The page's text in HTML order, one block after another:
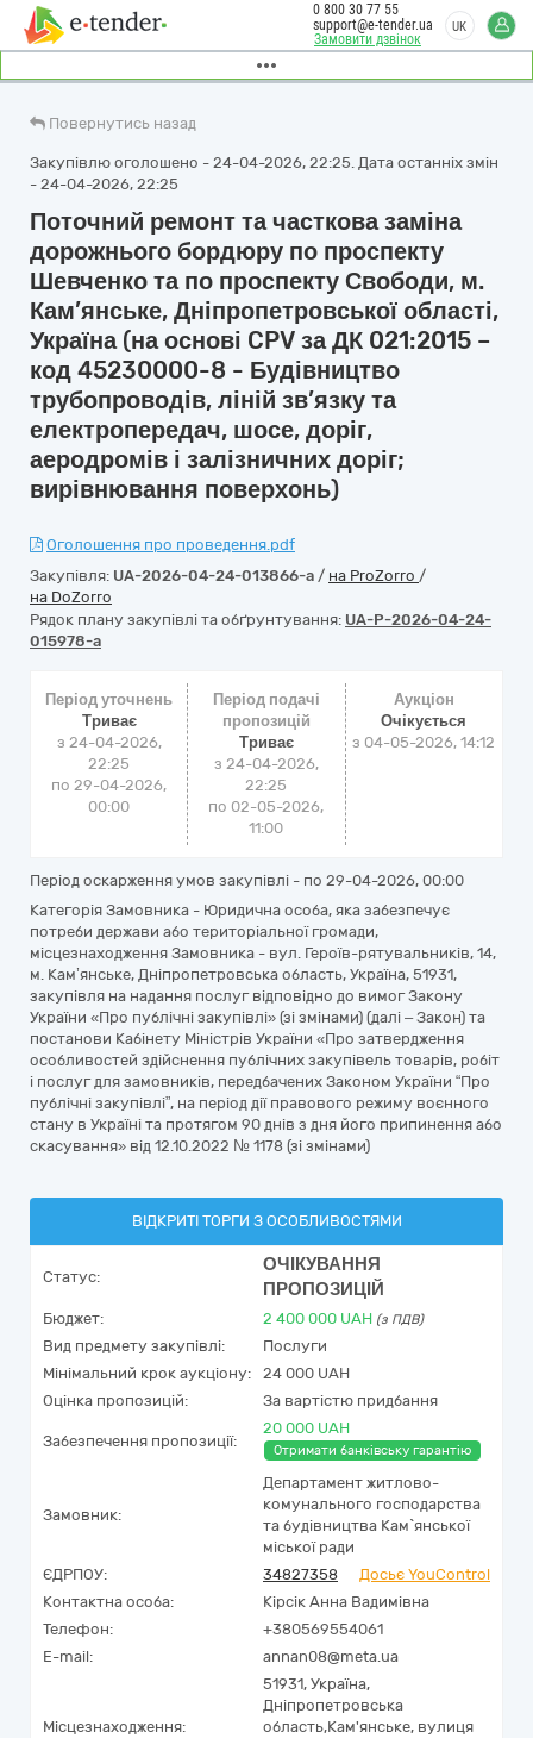
Замовити дзвінок
0 800 30 77 55
support@e-tender.ua
UK
Повернутись назад
Закупівлю оголошено - 24-04-2026, 22:25. Дата останніх змін
- 24-04-2026, 22:25
Поточний ремонт та часткова заміна
дорожнього бордюру по проспекту
Шевченко та по проспекту Свободи, м.
Кам’янське, Дніпропетровської області,
Україна (на основі CPV за ДК 021:2015 –
код 45230000-8 - Будівництво
трубопроводів, ліній зв’язку та
електропередач, шосе, доріг,
аеродромів і залізничних доріг;
вирівнювання поверхонь)
Оголошення про проведення.pdf
Закупівля: UA-2026-04-24-013866-a / на ProZorro /
на DoZorro
Рядок плану закупівлі та обґрунтування: UA-P-2026-04-24-
015978-a
Період уточнень
Триває
з 24-04-2026,
22:25
по 29-04-2026,
00:00
Період подачі
пропозицій
Триває
з 24-04-2026,
22:25
по 02-05-2026,
11:00
Аукціон
Очікується
з 04-05-2026, 14:12
Період оскарження умов закупівлі - по 29-04-2026, 00:00
Категорія Замовника - Юридична особа, яка забезпечує
потреби держави або територіальної громади,
місцезнаходження Замовника - вул. Героїв-рятувальників, 14,
м. Кам’янське, Дніпропетровська область, Україна, 51931,
закупівля на надання послуг відповідно до вимог Закону
України «Про публічні закупівлі» (зі змінами) (далі – Закон) та
постанови Кабінету Міністрів України «Про затвердження
особливостей здійснення публічних закупівель товарів, робіт
і послуг для замовників, передбачених Законом України “Про
публічні закупівлі”, на період дії правового режиму воєнного
стану в Україні та протягом 90 днів з дня його припинення або
скасування» від 12.10.2022 № 1178 (зі змінами)
ВІДКРИТІ ТОРГИ З ОСОБЛИВОСТЯМИ
Статус:
ОЧІКУВАННЯ
ПРОПОЗИЦІЙ
Бюджет: 2 400 000 UAH (з ПДВ)
Вид предмету закупівлі:
Послуги
Мінімальний крок аукціону:
24 000 UAH
Оцінка пропозицій:
За вартістю придбання
Забезпечення пропозиції:
20 000 UAH
Отримати банківську гарантію
Замовник:
Депаpтамент житлово-
комунального господарства
та будівництва Кам`янської
міської ради
ЄДРПОУ:
34827358
Досьє YouControl
Контактна особа:
Кірсік Анна Вадимівна
Телефон:
+380569554061
E-mail:
annan08@meta.ua
Місцезнаходження:
51931, Україна,
Дніпропетровська
область,Кам'янське, вулиця